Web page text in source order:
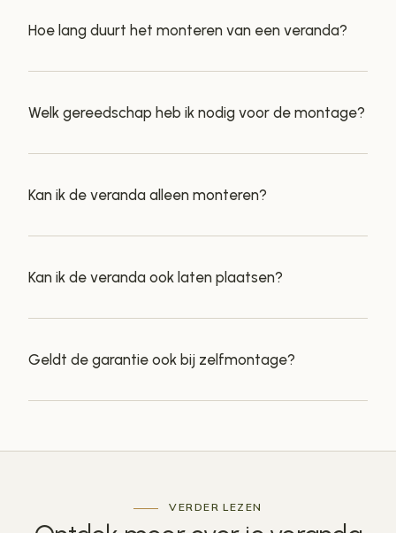
Hoe lang duurt het monteren van een veranda?
Welk gereedschap heb ik nodig voor de montage?
Kan ik de veranda alleen monteren?
Kan ik de veranda ook laten plaatsen?
Geldt de garantie ook bij zelfmontage?
VERDER LEZEN